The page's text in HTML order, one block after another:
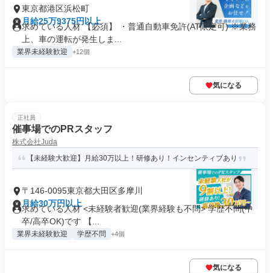
東京都港区浜松町
月給25万9375円以上
求めている人材 【必須】 ・普通自動車免許(AT限定可) ※業務
上、車の運転が発生しま...
業界未経験歓迎 +12個
気になる
正社員
催事場でのPRスタッフ
株式会社Juda
【未経験大歓迎】月給30万以上！研修あり！インセンティブあり
〒146-0095東京都大田区多摩川
月給30万円以上
求めている人材 <未経験者歓迎(業界経験も不問> 学歴不問(中
卒/高卒OK)です 【...
業界未経験歓迎 学歴不問 +4個
気になる